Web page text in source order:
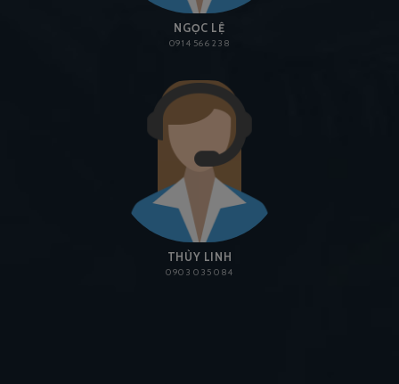
NGỌC LỆ
0914 566 238
THÙY LINH
0903 035 084